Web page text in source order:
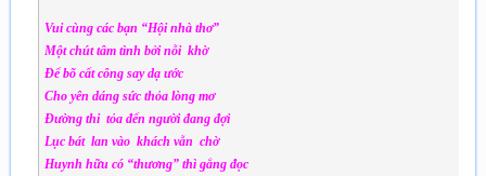
Vui cùng các bạn “Hội nhà thơ”
Một chút tâm tình bởi nỗi khờ
Để bõ cất công say dạ ước
Cho yên dáng sức thỏa lòng mơ
Đường thi tỏa đến người đang đợi
Lục bát lan vào khách vẫn chờ
Huynh hữu có “thương” thì gắng đọc